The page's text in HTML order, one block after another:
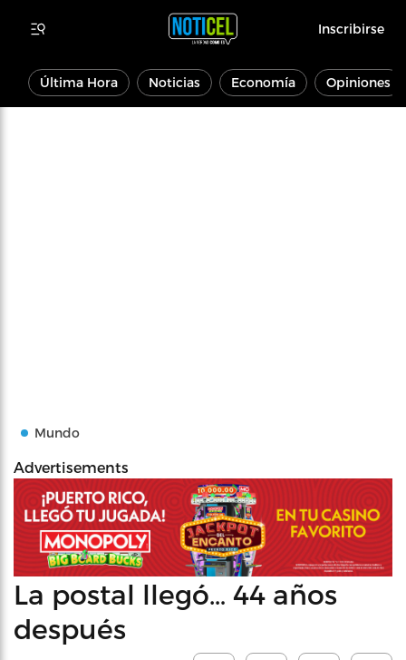
Inscribirse
Última Hora Noticias Economía Opiniones
Mundo
Advertisements
La postal llegó… 44 años
después